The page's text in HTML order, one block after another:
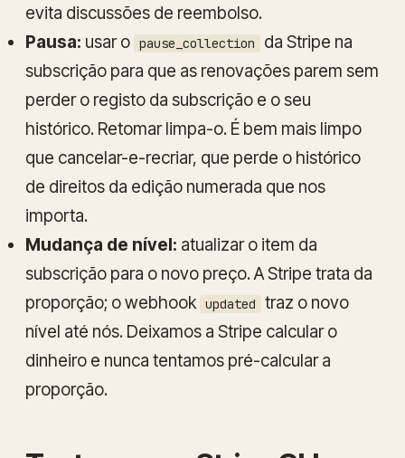
evita discussões de reembolso.
Pausa: usar o pause_collection
da Stripe na
subscrição para que as renovações parem sem
perder o registo da subscrição e o seu
histórico. Retomar limpa-o. É bem mais limpo
que cancelar-e-recriar, que perde o histórico
de direitos da edição numerada que nos
importa.
Mudança de nível: atualizar o item da
subscrição para o novo preço. A Stripe trata da
proporção; o webhook updated
traz o novo
nível até nós. Deixamos a Stripe calcular o
dinheiro e nunca tentamos pré-calcular a
proporção.